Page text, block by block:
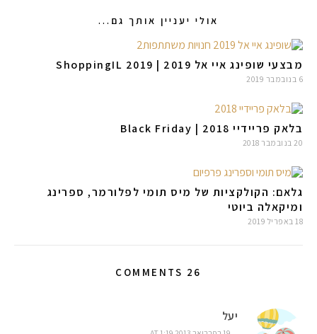
אולי יעניין אותך גם...
מבצעי שופינג איי אל 2019 | ShoppingIL 2019
6 בנובמבר 2019
בלאק פריידיי 2018 | Black Friday
20 בנובמבר 2018
גלאם: הקולקציות של מיס תומי לפלורמר, ספרינג
ומיקאלה ביוטי
18 באפריל 2019
26 COMMENTS
יעל